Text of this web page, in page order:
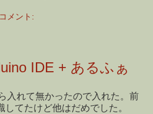
メント:
IDE + あるふぁ
入れて無かったので入れた。前
てたけど他はだめでした。